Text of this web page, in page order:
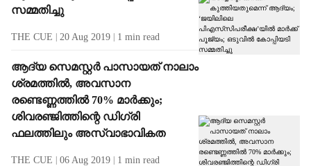
സമ്മതിച്ചു
THE CUE 20 Aug 2019 1 min read
ആദ്യ സെമസ്റ്റര്‍ പാസായത് നാലാം
ശ്രമത്തില്‍, അവസാന
രണ്ടെണ്ണത്തില്‍ 70% മാര്‍ക്കും;
ശിവരഞ്ജിത്തിന്റെ ഡിഗ്രി
ഫലത്തിലും അസ്വാഭാവികത
THE CUE 06 Aug 2019 1 min read